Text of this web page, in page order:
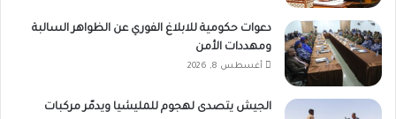
دعوات حكومية للابلاغ الفوري عن الظواهر السالبة
ومهددات الأمن
أغسطس 8, 2026
الجيش يتصدى لهجوم للمليشيا ويدمّر مركبات